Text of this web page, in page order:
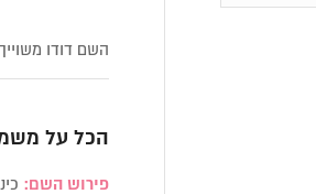
השם דודו
הכל על
פירוש השם: